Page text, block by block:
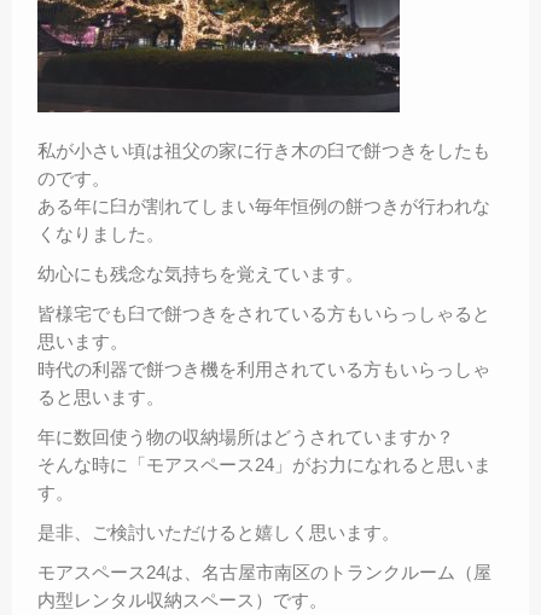
私が小さい頃は祖父の家に行き木の臼で餅つきをしたも
のです。
ある年に臼が割れてしまい毎年恒例の餅つきが行われな
くなりました。
幼心にも残念な気持ちを覚えています。
皆様宅でも臼で餅つきをされている方もいらっしゃると
思います。
時代の利器で餅つき機を利用されている方もいらっしゃ
ると思います。
年に数回使う物の収納場所はどうされていますか？
そんな時に「モアスペース24」がお力になれると思いま
す。
是非、ご検討いただけると嬉しく思います。
モアスペース24は、名古屋市南区のトランクルーム（屋
内型レンタル収納スペース）です。